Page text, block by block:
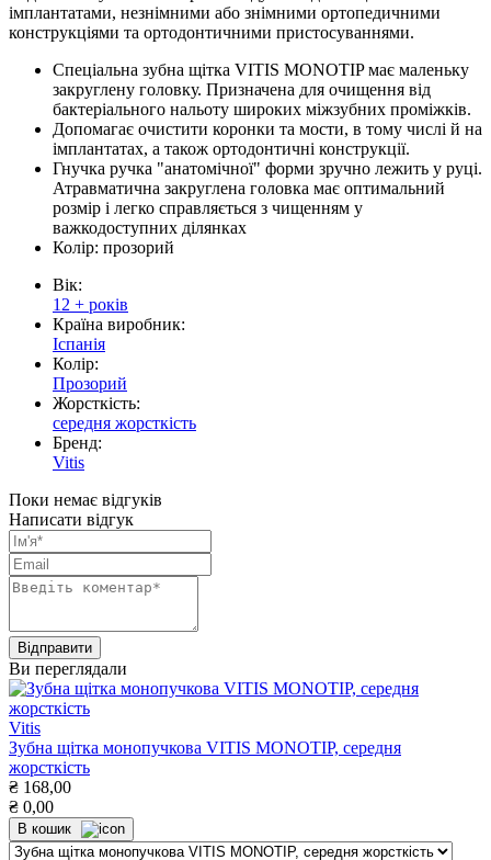
імплантатами, незнімними або знімними ортопедичними
конструкціями та ортодонтичними пристосуваннями.
Спеціальна зубна щітка VITIS MONOTIP має маленьку
закруглену головку. Призначена для очищення від
бактеріального нальоту широких міжзубних проміжків.
Допомагає очистити коронки та мости, в тому числі й на
імплантатах, а також ортодонтичні конструкції.
Гнучка ручка "анатомічної" форми зручно лежить у руці.
Атравматична закруглена головка має оптимальний
розмір і легко справляється з чищенням у
важкодоступних ділянках
Колір: прозорий
Вік:
12 + років
Країна виробник:
Іспанія
Колір:
Прозорий
Жорсткість:
середня жорсткість
Бренд:
Vitis
Поки немає відгуків
Написати відгук
Ви переглядали
Vitis
Зубна щітка монопучкова VITIS MONOTIP, середня
жорсткість
₴ 168,00
₴ 0,00
В кошик